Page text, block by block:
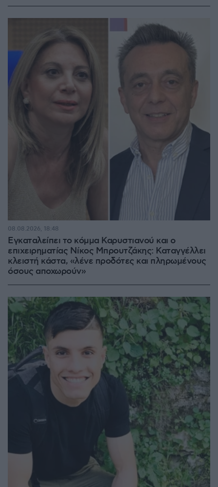
Εγκαταλείπει το κόμμα Καρυστιανού και ο
επιχειρηματίας Νίκος Μπρουτζάκης: Καταγγέλλει
κλειστή κάστα, «λένε προδότες και πληρωμένους
όσους αποχωρούν»
08.08.2026, 18:48